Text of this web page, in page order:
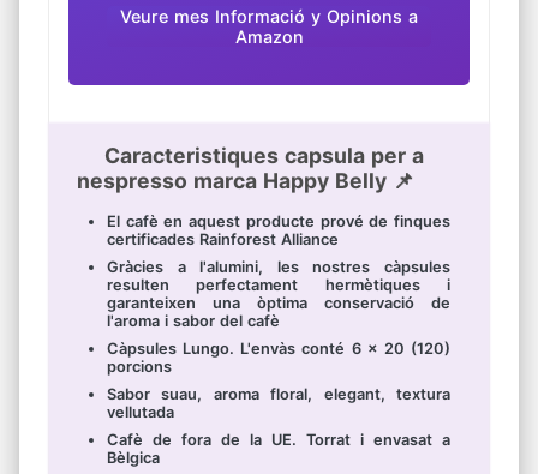
Veure mes Informació y Opinions a
Amazon
Caracteristiques capsula per a
nespresso marca Happy Belly 📌
El cafè en aquest producte prové de finques
certificades Rainforest Alliance
Gràcies a l'alumini, les nostres càpsules
resulten perfectament hermètiques i
garanteixen una òptima conservació de
l'aroma i sabor del cafè
Càpsules Lungo. L'envàs conté 6 x 20 (120)
porcions
Sabor suau, aroma floral, elegant, textura
vellutada
Cafè de fora de la UE. Torrat i envasat a
Bèlgica